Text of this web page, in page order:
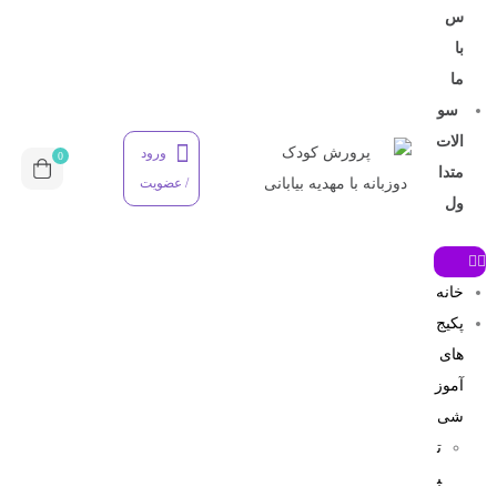
س
با
ما
سو
الات
متدا
ول
خانه
پکیج
های
آموز
شی
ت
ب
ورود
/ عضویت
0